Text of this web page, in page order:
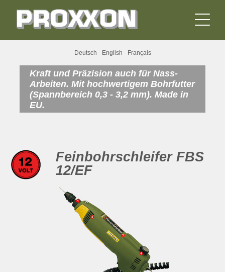
Deutsch English Français
Kraft und Präzision auch für Nass-
Arbeiten. Mit hochwertigem Bohrfutter
(Spannbereich 0,3 - 3,2 mm). Made in
EU.
Feinbohrschleifer FBS
12/EF